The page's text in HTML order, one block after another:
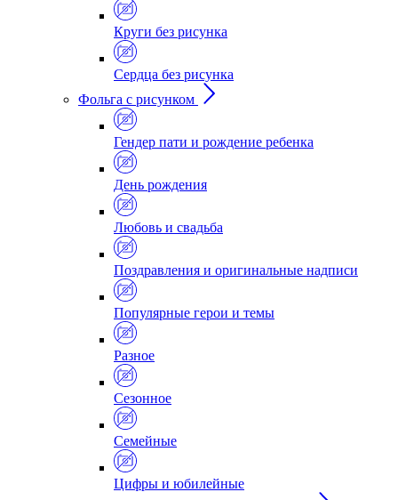
Круги без рисунка
Сердца без рисунка
Фольга с рисунком
Гендер пати и рождение ребенка
День рождения
Любовь и свадьба
Поздравления и оригинальные надписи
Популярные герои и темы
Разное
Сезонное
Семейные
Цифры и юбилейные